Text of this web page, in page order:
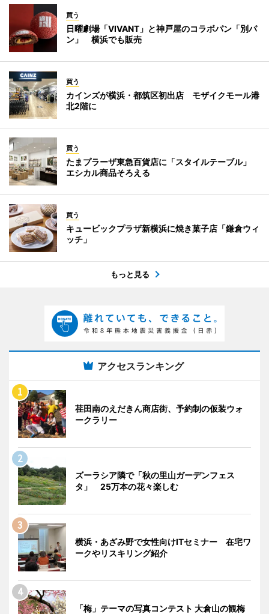
買う
日曜劇場「VIVANT」と神戸屋のコラボパン「別パ
ン」 横浜でも販売
買う
カインズが横浜・都筑区初出店 モザイクモール港
北2階に
買う
たまプラーザ東急百貨店に「スタイルテーブル」
エシカル商品そろえる
買う
キュービックプラザ新横浜に焼き菓子店「鎌倉ウィ
ッチ」
もっと見る
アクセスランキング
荏田南のえだきん商店街、予約制の仮装ウォ
ークラリー
ズーラシア隣で「秋の里山ガーデンフェス
タ」 25万本の花々楽しむ
横浜・あざみ野で女性向けITセミナー 在宅ワ
ークやリスキリング紹介
「梅」テーマの写真コンテスト 大倉山の観梅